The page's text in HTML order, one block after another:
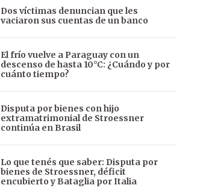
Dos víctimas denuncian que les
vaciaron sus cuentas de un banco
El frío vuelve a Paraguay con un
descenso de hasta 10°C: ¿Cuándo y por
cuánto tiempo?
Disputa por bienes con hijo
extramatrimonial de Stroessner
continúa en Brasil
Lo que tenés que saber: Disputa por
bienes de Stroessner, déficit
encubierto y Bataglia por Italia